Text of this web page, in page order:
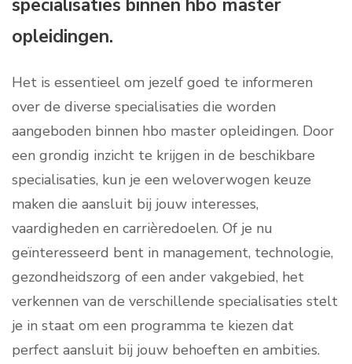
specialisaties binnen hbo master
opleidingen.
Het is essentieel om jezelf goed te informeren
over de diverse specialisaties die worden
aangeboden binnen hbo master opleidingen. Door
een grondig inzicht te krijgen in de beschikbare
specialisaties, kun je een weloverwogen keuze
maken die aansluit bij jouw interesses,
vaardigheden en carrièredoelen. Of je nu
geïnteresseerd bent in management, technologie,
gezondheidszorg of een ander vakgebied, het
verkennen van de verschillende specialisaties stelt
je in staat om een programma te kiezen dat
perfect aansluit bij jouw behoeften en ambities.